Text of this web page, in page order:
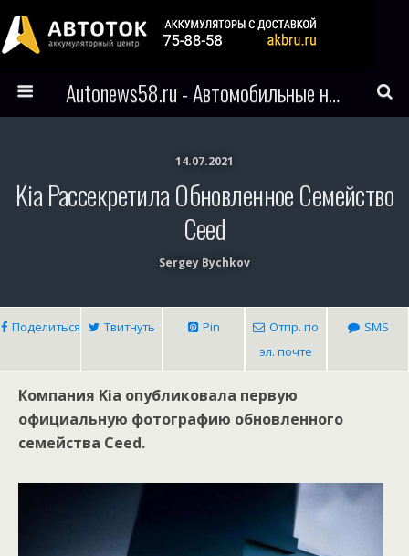
Autonews58.ru - Автомобильные новости Пензы и всего мира
14.07.2021
Kia Рассекретила Обновленное Семейство
Ceed
Sergey Bychkov
Поделиться Твитнуть Pin
Отпр. по
эл. почте
SMS
Компания Kia опубликовала первую
официальную фотографию обновленного
семейства Ceed.